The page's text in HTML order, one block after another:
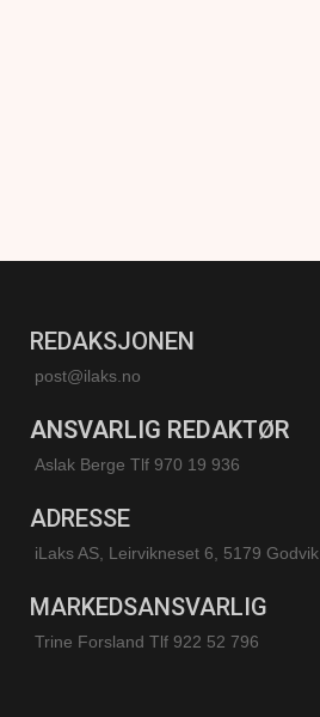
REDAKSJONEN
post@ilaks.no
ANSVARLIG REDAKTØR
Aslak Berge Tlf 970 19 936
ADRESSE
iLaks AS, Leirvikneset 6, 5179 Godvik
MARKEDSANSVARLIG
Trine Forsland Tlf 922 52 796